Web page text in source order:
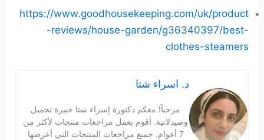
https://www.goodhousekeeping.com/uk/product
-reviews/house-garden/g36340397/best-
clothes-steamers
د. اسراء شتا
مرحباً! معكم دكتورة إسراء شتا خبيرة تجميل
وصيدلانية. أقوم بعمل مراجعات منتجات لأكثر من
7 أعوام. جميع مراجعات المنتجات التي أعرضها